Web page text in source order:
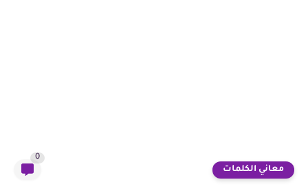
معاني الكلمات
0